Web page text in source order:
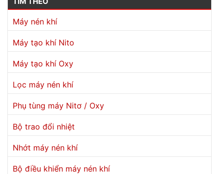
Máy nén khí
Máy tạo khí Nito
Máy tạo khí Oxy
Lọc máy nén khí
Phụ tùng máy Nitơ / Oxy
Bộ trao đổi nhiệt
Nhớt máy nén khí
Bộ điều khiển máy nén khí